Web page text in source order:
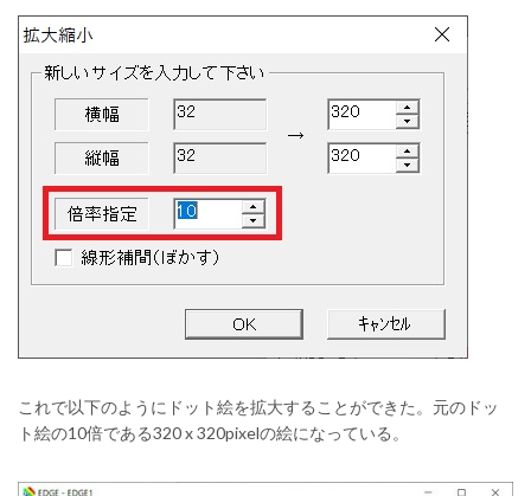
これで以下のようにドット絵を拡大することができた。元のドッ
ト絵の10倍である320 x 320pixelの絵になっている。